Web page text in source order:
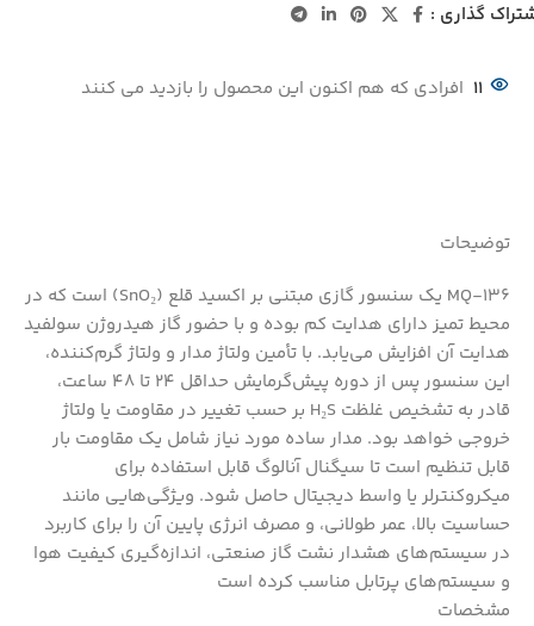
گذاری :
11 افرادی که هم اکنون این محصول را بازدید می کنند
توضیحات
MQ‑136 یک سنسور گازی مبتنی بر اکسید قلع (SnO₂) است که در
محیط تمیز دارای هدایت کم بوده و با حضور گاز هیدروژن سولفید
هدایت آن افزایش می‌یابد. با تأمین ولتاژ مدار و ولتاژ گرم‌کننده،
این سنسور پس از دوره پیش‌گرمایش حداقل 24 تا 48 ساعت،
قادر به تشخیص غلظت H₂S بر حسب تغییر در مقاومت یا ولتاژ
خروجی خواهد بود. مدار ساده مورد نیاز شامل یک مقاومت بار
قابل تنظیم است تا سیگنال آنالوگ قابل استفاده برای
میکروکنترلر یا واسط دیجیتال حاصل شود. ویژگی‌هایی مانند
حساسیت بالا، عمر طولانی، و مصرف انرژی پایین آن را برای کاربرد
در سیستم‌های هشدار نشت گاز صنعتی، اندازه‌گیری کیفیت هوا
و سیستم‌های پرتابل مناسب کرده است
مشخصات